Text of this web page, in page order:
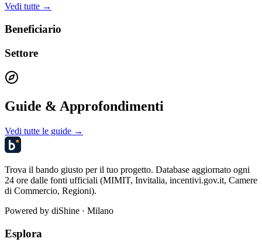
Vedi tutte →
Beneficiario
Settore
Guide & Approfondimenti
Vedi tutte le guide →
Trova il bando giusto per il tuo progetto. Database aggiornato ogni
24 ore dalle fonti ufficiali (MIMIT, Invitalia, incentivi.gov.it, Camere
di Commercio, Regioni).
Powered by diShine · Milano
Esplora